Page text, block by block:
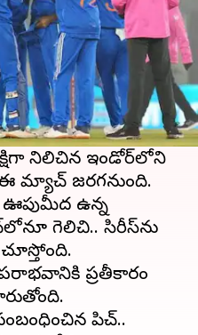
మూడు మ్యాచ్‌ల
తెలిసిందే.
జరగనుంది. ఎన్నో
నిలిచిన ఇండోర్‌లోని
మ్యాచ్ జరగనుంది.
ఉన్న
గెలిచి.. సిరీస్‌ను
ప్రతీకారం
పిచ్..